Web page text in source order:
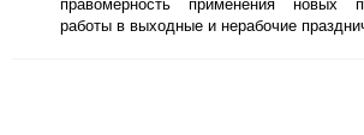
правомерность применения новых
работы в выходные и нерабочие